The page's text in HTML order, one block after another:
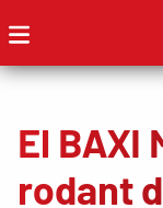
El BAXI
rodant